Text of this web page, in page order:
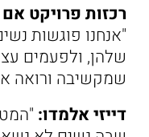
רכזות פרויקט
"אנחנו פוגשות
שלהן, ולפעמים
שמקשיבה ורואה
דייזי אלמדו: